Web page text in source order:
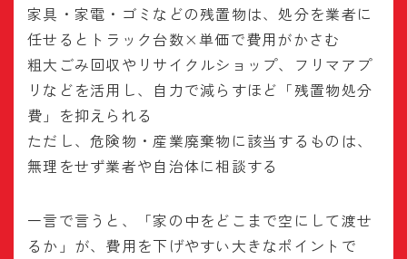
家具・家電・ゴミなどの残置物は、処分を業者に
任せるとトラック台数×単価で費用がかさむ
粗大ごみ回収やリサイクルショップ、フリマアプ
リなどを活用し、自力で減らすほど「残置物処分
費」を抑えられる
ただし、危険物・産業廃棄物に該当するものは、
無理をせず業者や自治体に相談する
一言で言うと、「家の中をどこまで空にして渡せ
るか」が、費用を下げやすい大きなポイントで